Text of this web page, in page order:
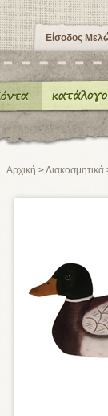
Είσοδος
Αρχική >Διακοσμητικά